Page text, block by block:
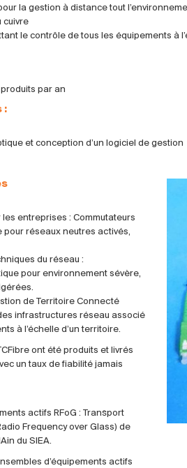
la gestion à distance tout
cuivre
le contrôle de tous les équipements à
par an
:
et conception d’un logiciel de gestion
les entreprises : Commutateurs
pour réseaux neutres activés,
du réseau :
pour environnement sévère,
de Territoire Connecté
infrastructures réseau associé
à l’échelle d’un territoire.
ont été produits et livrés
un taux de fiabilité jamais
actifs RFoG : Transport
Frequency over Glass) de
du SIEA.
d’équipements actifs